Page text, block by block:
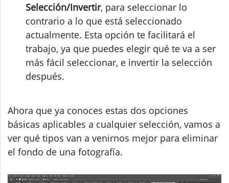
Selección/Invertir, para seleccionar lo
contrario a lo que está seleccionado
actualmente. Esta opción te facilitará el
trabajo, ya que puedes elegir qué te va a ser
más fácil seleccionar, e invertir la selección
después.
Ahora que ya conoces estas dos opciones
básicas aplicables a cualquier selección, vamos a
ver qué tipos van a venirnos mejor para eliminar
el fondo de una fotografía.